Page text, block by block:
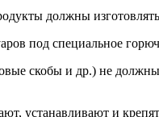
должны
под специальное
скобы и др.) не
ус­танавливают и